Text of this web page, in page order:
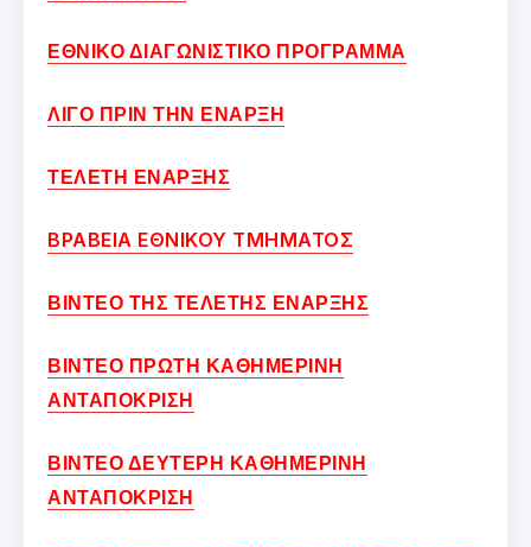
ΕΘΝΙΚΟ ΔΙΑΓΩΝΙΣΤΙΚΟ ΠΡΟΓΡΑΜΜΑ
ΛΙΓΟ ΠΡΙΝ ΤΗΝ ΕΝΑΡΞΗ
ΤΕΛΕΤΗ ΕΝΑΡΞΗΣ
ΒΡΑΒΕΙΑ ΕΘΝΙΚΟΥ ΤΜΗΜΑΤΟΣ
ΒΙΝΤΕΟ ΤΗΣ ΤΕΛΕΤΗΣ ΕΝΑΡΞΗΣ
ΒΙΝΤΕΟ ΠΡΩΤΗ ΚΑΘΗΜΕΡΙΝΗ
ΑΝΤΑΠΟΚΡΙΣΗ
ΒΙΝΤΕΟ ΔΕΥΤΕΡΗ ΚΑΘΗΜΕΡΙΝΗ
ΑΝΤΑΠΟΚΡΙΣΗ